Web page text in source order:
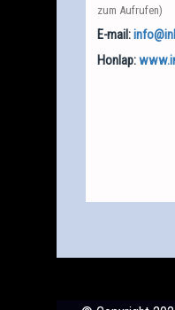
zum Aufrufen)
E-mail:
Honlap: